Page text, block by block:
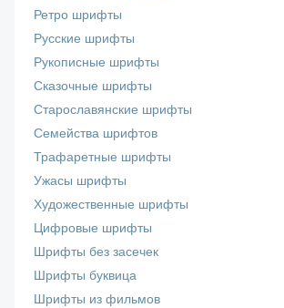
Ретро шрифты
Русские шрифты
Рукописные шрифты
Сказочные шрифты
Старославянские шрифты
Семейства шрифтов
Трафаретные шрифты
Ужасы шрифты
Художественные шрифты
Цифровые шрифты
Шрифты без засечек
Шрифты буквица
Шрифты из фильмов